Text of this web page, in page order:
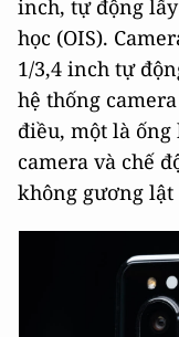
inch, tự động
học (OIS).
1/3,4 inch tự
hệ thống
điều, một là ống
camera và chế
không gương lật